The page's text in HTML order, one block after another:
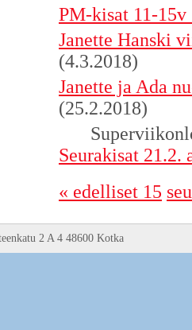
PM-kisat 11-15v
Janette Hanski
(4.3.2018)
Janette ja Ada
(25.2.2018)
Seurakisat 21.2.
« edelliset 15
2 A 4 48600 Kotka